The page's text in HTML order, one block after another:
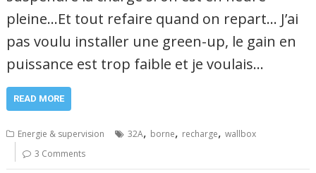
pleine…Et tout refaire quand on repart… J’ai
pas voulu installer une green-up, le gain en
puissance est trop faible et je voulais…
READ MORE
Energie & supervision 32A, borne, recharge,wallbox
3 Comments